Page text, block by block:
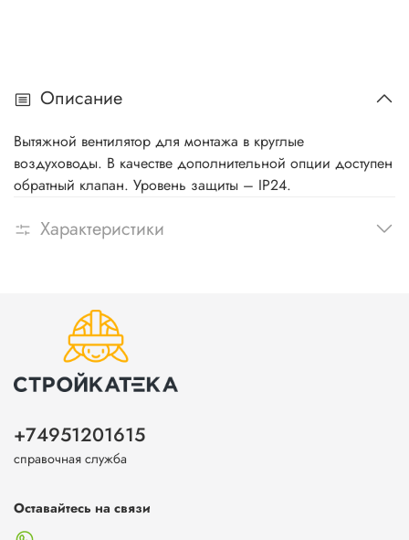
Описание
Вытяжной вентилятор для монтажа в круглые
воздуховоды. В качестве дополнительной опции доступен
обратный клапан. Уровень защиты – IP24.
Характеристики
+74951201615
справочная служба
Оставайтесь на связи